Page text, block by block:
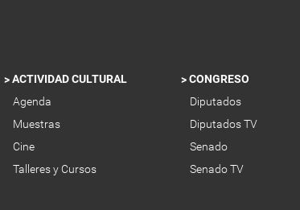
ACTIVIDAD CULTURAL
Agenda
Muestras
Cine
Talleres y Cursos
CONGRESO
Diputados
Diputados TV
Senado
Senado TV